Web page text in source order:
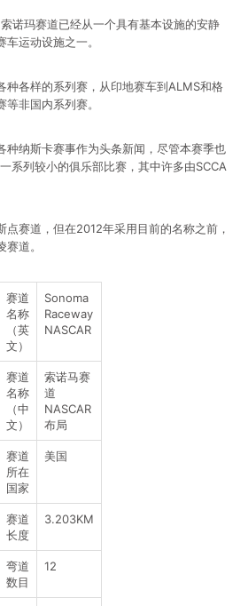
诺玛赛道已经从一个具有基本设施的安静
运动设施之一。
种各样的系列赛，从印地赛车到ALMS和格
非国内系列赛。
种纳斯卡赛事作为头条新闻，尽管本赛季也
系列较小的俱乐部比赛，其中许多由SCCA
点赛道，但在2012年采用目前的名称之前，
道。
赛道
名称
（英
文）
Sonoma
Raceway
NASCAR
赛道
名称
（中
文）
索诺马赛
道
NASCAR
布局
赛道
所在
国家
美国
赛道
长度
3.203KM
弯道
数目
12